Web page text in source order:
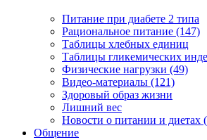
Питание при диабете 2 типа
Рациональное питание (147)
Таблицы хлебных единиц
Таблицы гликемических
Физические нагрузки (49)
Видео-материалы (121)
Здоровый образ жизни
Лишний вес
Новости о питании и диетах
Общение